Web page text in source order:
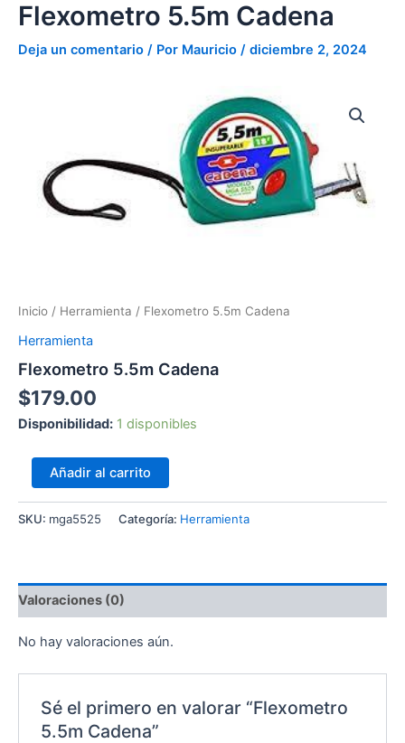
contenido
Flexometro 5.5m Cadena
Deja un comentario / Por Mauricio / diciembre 2, 2024
Inicio / Herramienta / Flexometro 5.5m Cadena
Herramienta
Flexometro 5.5m Cadena
$179.00
Disponibilidad: 1 disponibles
Añadir al carrito
SKU: mga5525 Categoría: Herramienta
Valoraciones (0)
No hay valoraciones aún.
Sé el primero en valorar “Flexometro
5.5m Cadena”
cantidad